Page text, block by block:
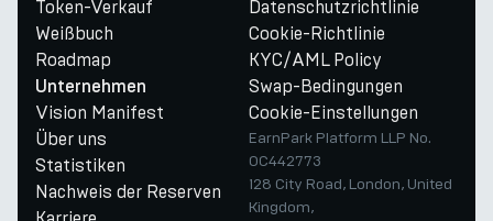
Token-Verkauf
Weißbuch
Roadmap
Unternehmen
Vision Manifest
Über uns
Statistiken
Nachweis der Reserven
Datenschutzrichtlinie
Cookie-Richtlinie
KYC/AML Policy
Swap-Bedingungen
Cookie-Einstellungen
EarnPark Platform LLP No.
OC442773
128 City Road, London, United
Kingdom,